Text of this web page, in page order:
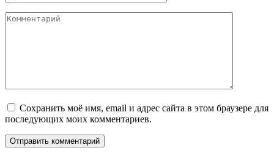
Комментарий
Сохранить моё имя, email и адрес сайта в этом браузере для
последующих моих комментариев.